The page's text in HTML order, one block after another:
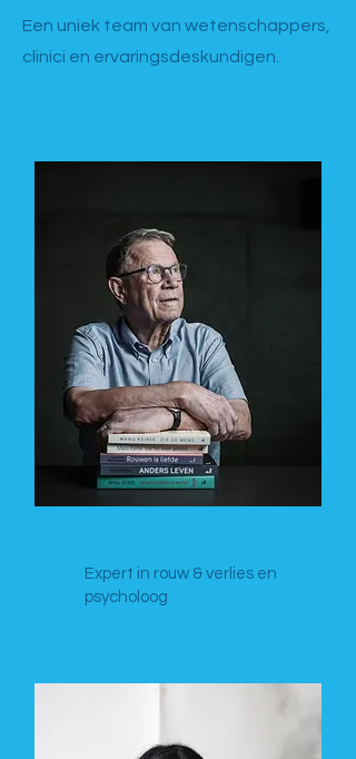
Een uniek team van wetenschappers,
clinici en ervaringsdeskundigen.
Expert in rouw & verlies en
psycholoog